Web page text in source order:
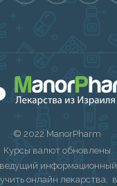
© 2022 ManorPharm
Курсы валют обновлены
информационный
онлайн лекарства,